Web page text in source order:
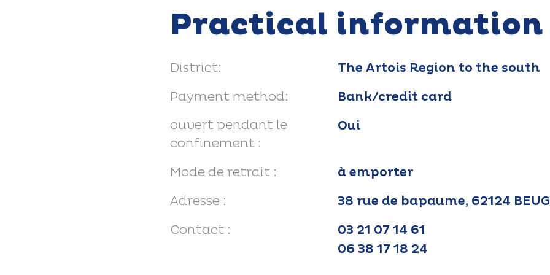
Practical information
District:
The Artois Region to the south
Payment method:
Bank/credit card
ouvert pendant le
confinement :
Oui
Mode de retrait :
à emporter
Adresse :
38 rue de bapaume, 62124
Contact :
03 21 07 14 61
06 38 17 18 24